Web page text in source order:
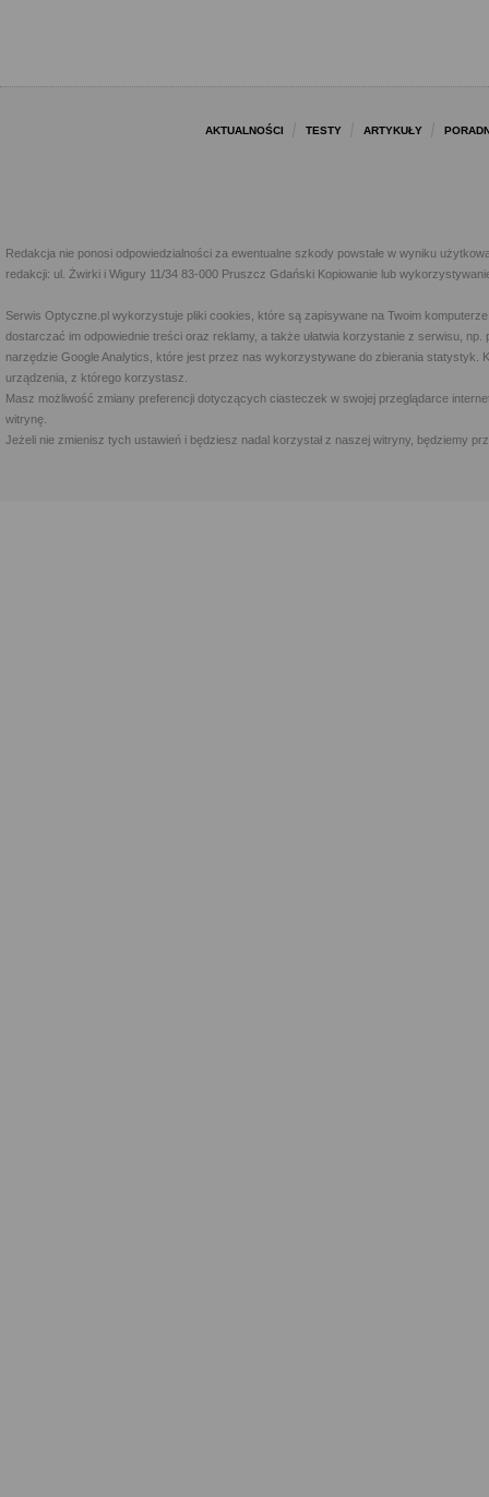
AKTUALNOŚCI TESTY ARTYKUŁY
Redakcja nie ponosi odpowiedzialności za ewentualne szkody powstałe w wyniku
redakcji: ul. Żwirki i Wigury 11/34 83-000 Pruszcz Gdański Kopiowanie lub
Serwis Optyczne.pl wykorzystuje pliki cookies, które są zapisywane na Twoim
dostarczać im odpowiednie treści oraz reklamy, a także ułatwia korzystanie z serwisu,
narzędzie Google Analytics, które jest przez nas wykorzystywane do zbierania statystyk.
urządzenia, z którego korzystasz.
Masz możliwość zmiany preferencji dotyczących ciasteczek w swojej przeglądarce
witrynę.
Jeżeli nie zmienisz tych ustawień i będziesz nadal korzystał z naszej witryny, będziemy